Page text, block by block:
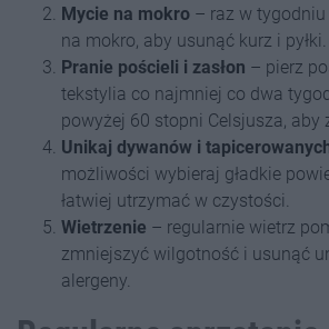
Mycie na mokro – raz w tygodniu
na mokro, aby usunąć kurz i pyłki.
Pranie pościeli i zasłon – pierz
tekstylia co najmniej co dwa
powyżej 60 stopni Celsjusza, aby
Unikaj dywanów i
możliwości wybieraj gładkie
łatwiej utrzymać w czystości.
Wietrzenie – regularnie wietrz
zmniejszyć wilgotność i usunąć
alergeny.